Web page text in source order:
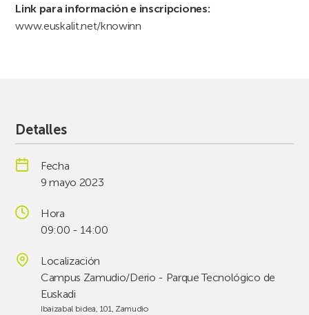
Link para información e inscripciones:
www.euskalit.net/knowinn
Detalles
Fecha
9 mayo 2023
Hora
09:00 - 14:00
Localización
Campus Zamudio/Derio - Parque Tecnológico de
Euskadi
Ibaizabal bidea, 101, Zamudio